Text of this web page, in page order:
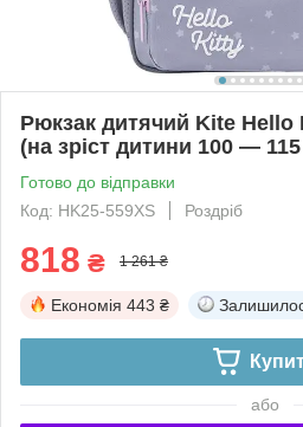
Рюкзак дитячий Kite Hello
(на зріст дитини 100 —
Готово до відправки
Код: HK25-559XS
Роздріб
818 ₴ 1 261 ₴
Економія 443 ₴
або